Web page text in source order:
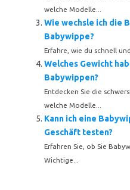
welche Modelle...
Wie wechsle ich die
Babywippe?
Erfahre, wie du schnell
Welches Gewicht
Babywippen?
Entdecken Sie die
welche Modelle...
Kann ich eine
Geschäft testen?
Erfahren Sie, ob Sie
Wichtige...